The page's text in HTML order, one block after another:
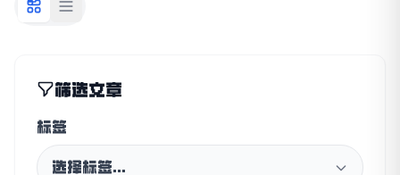
筛选文章
标签
选择标签...